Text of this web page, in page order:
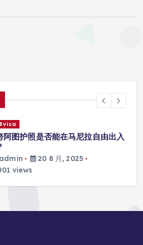
阿图护照是否能在马尼拉自由出入
admin
20 8 月, 2025
views